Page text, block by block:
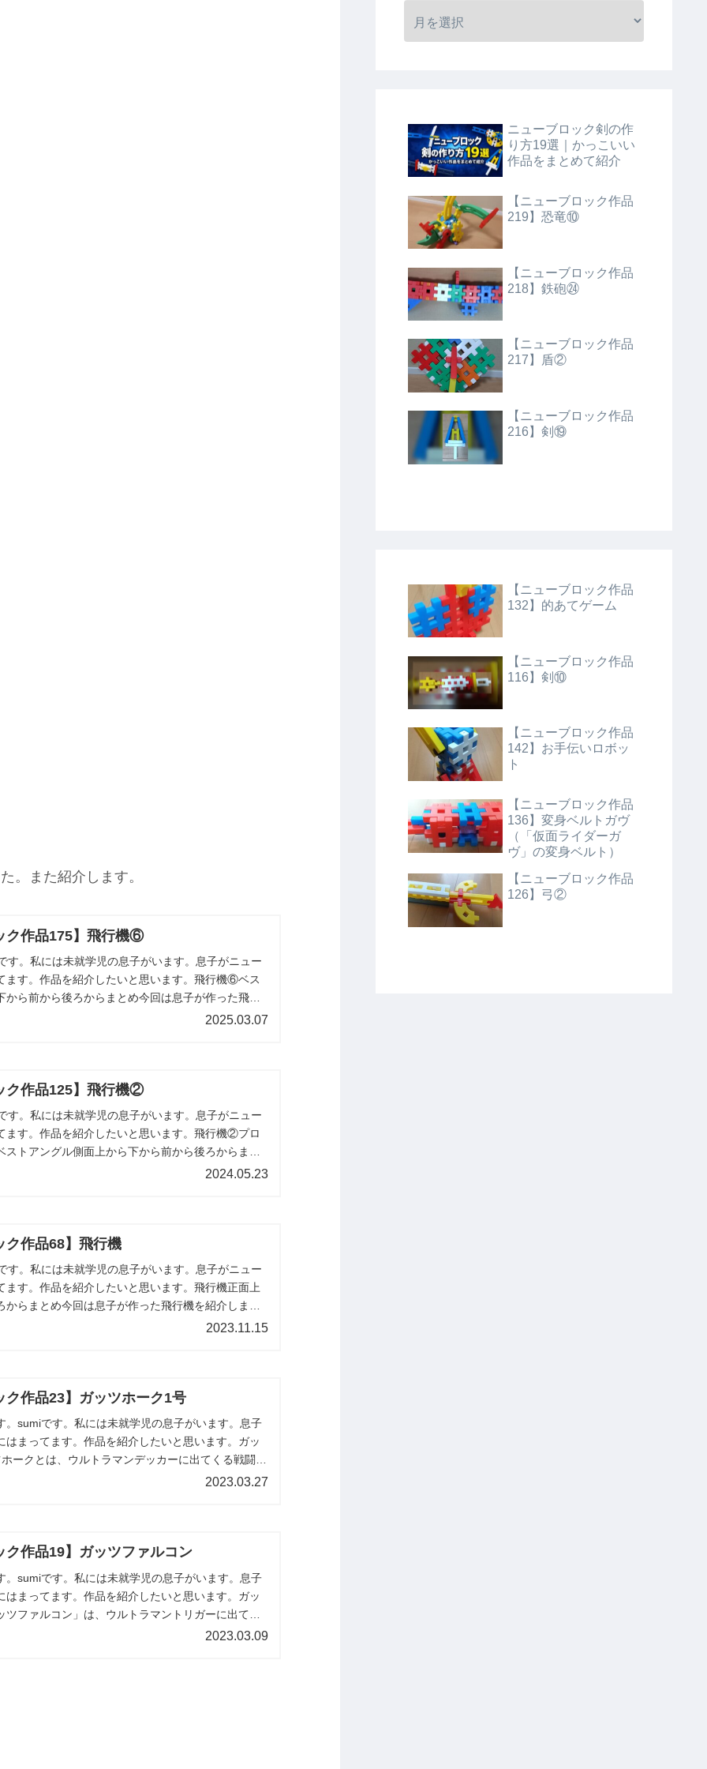
。また紹介します。
ク作品175】飛行機⑥
す。私には未就学児の息子がいます。息子がニュー
ます。作品を紹介したいと思います。飛行機⑥ベス
から前から後ろからまとめ今回は息子が作った飛行
2025.03.07
ク作品125】飛行機②
す。私には未就学児の息子がいます。息子がニュー
ます。作品を紹介したいと思います。飛行機②プロ
ストアングル側面上から下から前から後ろからまと
2024.05.23
ク作品68】飛行機
す。私には未就学児の息子がいます。息子がニュー
ます。作品を紹介したいと思います。飛行機正面上
からまとめ今回は息子が作った飛行機を紹介しまし
2023.11.15
ク作品23】ガッツホーク1号
。sumiです。私には未就学児の息子がいます。息子
はまってます。作品を紹介したいと思います。ガッ
ークとは、ウルトラマンデッカーに出てくる戦闘機
2023.03.27
ク作品19】ガッツファルコン
。sumiです。私には未就学児の息子がいます。息子
はまってます。作品を紹介したいと思います。ガッ
ツファルコン」は、ウルトラマントリガーに出てく
2023.03.09
ニューブロック剣の作
り方19選｜かっこいい
作品をまとめて紹介
【ニューブロック作品
219】恐竜⑩
【ニューブロック作品
218】鉄砲㉔
【ニューブロック作品
217】盾②
【ニューブロック作品
216】剣⑲
【ニューブロック作品
132】的あてゲーム
【ニューブロック作品
116】剣⑩
【ニューブロック作品
142】お手伝いロボッ
ト
【ニューブロック作品
136】変身ベルトガヴ
（「仮面ライダーガ
ヴ」の変身ベルト）
【ニューブロック作品
126】弓②